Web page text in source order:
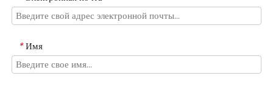
* Имя